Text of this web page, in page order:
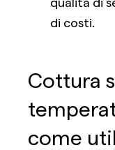
di costi.
Cottura
come